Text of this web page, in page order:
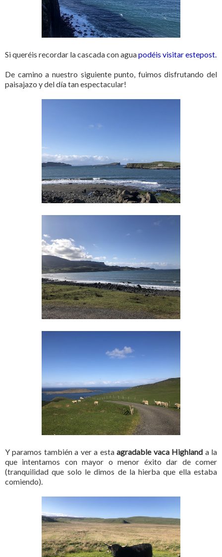
Si queréis recordar la cascada con aguapodéis visitar estepost.
De camino a nuestro siguiente punto, fuimos disfrutando del
paisajazo y del día tan espectacular!
Y paramos también a ver a estaagradable vaca Highland a la
que intentamos con mayor o menor éxito dar de comer
(tranquilidad que solo le dimos de la hierba que ella estaba
comiendo).